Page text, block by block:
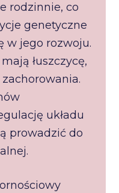
rodzinnie, co
genetyczne
w jego rozwoju.
łuszczycę,
układu
prowadzić do